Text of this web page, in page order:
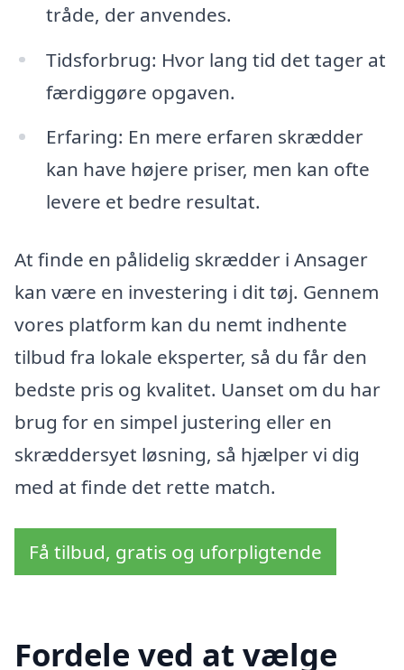
tråde, der anvendes.
Tidsforbrug: Hvor lang tid det tager at
færdiggøre opgaven.
Erfaring: En mere erfaren skrædder
kan have højere priser, men kan ofte
levere et bedre resultat.
At finde en pålidelig skrædder i Ansager
kan være en investering i dit tøj. Gennem
vores platform kan du nemt indhente
tilbud fra lokale eksperter, så du får den
bedste pris og kvalitet. Uanset om du har
brug for en simpel justering eller en
skræddersyet løsning, så hjælper vi dig
med at finde det rette match.
Få tilbud, gratis og uforpligtende
Fordele ved at vælge